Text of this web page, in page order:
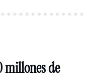
millones de